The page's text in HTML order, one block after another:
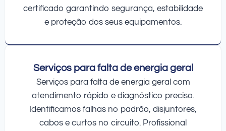
certificado garantindo segurança, estabilidade
e proteção dos seus equipamentos.
Serviços para falta de energia geral
Serviços para falta de energia geral com
atendimento rápido e diagnóstico preciso.
Identificamos falhas no padrão, disjuntores,
cabos e curtos no circuito. Profissional